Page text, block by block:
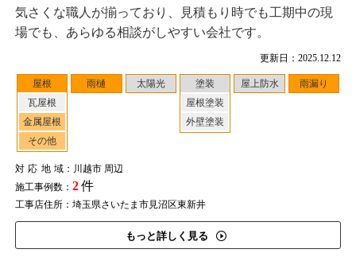
更新日：2025.12.12
屋根
瓦屋根
金属屋根
その他
雨樋 太陽光
塗装
屋根塗装
外壁塗装
屋上防水 雨漏り
対応地域：川越市 周辺
施工事例数： 2件
工事店住所：埼玉県さいたま市見沼区東新井
もっと詳しく見る
気さくな職人が揃っており、見積もり時でも工期中の現
場でも、あらゆる相談がしやすい会社です。